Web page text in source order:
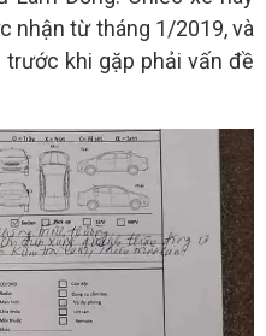
nhận từ tháng 1/2019, và
khi gặp phải vấn đề